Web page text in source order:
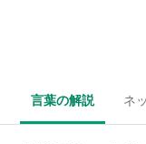
言葉の解説 ネ